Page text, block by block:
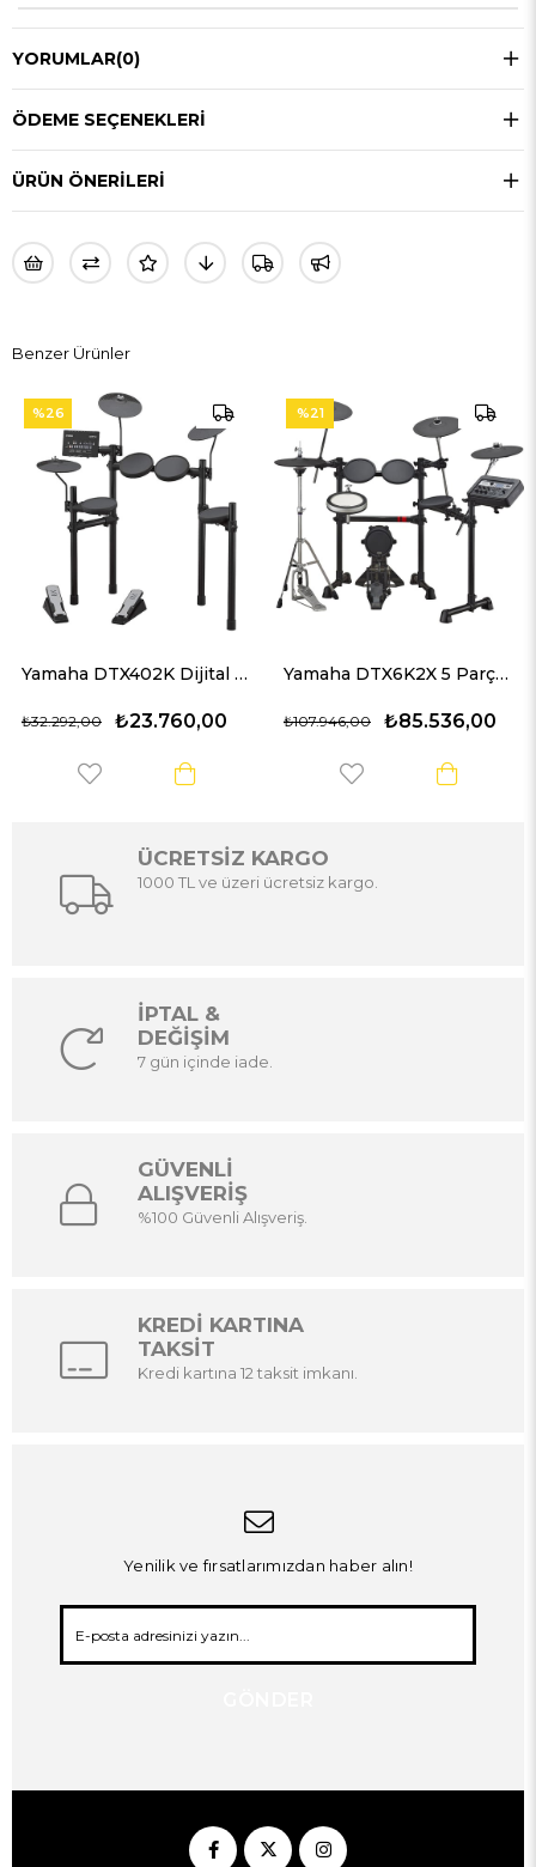
YORUMLAR(0)
ÖDEME SEÇENEKLERI
ÜRÜN ÖNERILERI
Benzer Ürünler
Yamaha DTX402K Dijital Davul
₺23.760,00
₺32.292,00
%26
Yamaha DTX6K2X 5 Parça Elektro Davul Seti
₺85.536,00
₺107.946,00
%21
ÜCRETSİZ KARGO
1000 TL ve üzeri ücretsiz kargo.
İPTAL &
DEĞİŞİM
7 gün içinde iade.
GÜVENLİ
ALIŞVERİŞ
%100 Güvenli Alışveriş.
KREDİ KARTINA
TAKSİT
Kredi kartına 12 taksit imkanı.
Yenilik ve fırsatlarımızdan haber alın!